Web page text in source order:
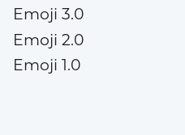
Emoji 3.0
Emoji 2.0
Emoji 1.0